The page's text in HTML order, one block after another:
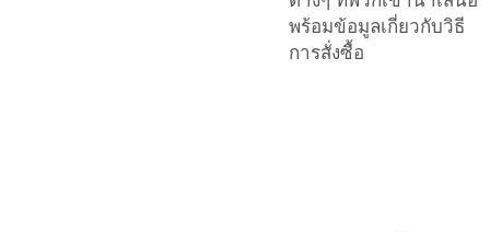
พร้อมข้อมูลเกี่ยวกับวิธี
การสั่งซื้อ